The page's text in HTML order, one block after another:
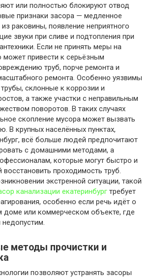
или полностью блокируют отвод
признаки засора — медленное
раковины, появление неприятного
звуки при сливе и подтопления при
Если не принять меры на
может привести к серьёзным
труб, порче ремонта и
ремонта. Особенно уязвимы
склонные к коррозии и
а также участки с неправильным
поворотов. В таких случаях
скопление мусора может вызвать
В крупных населённых пунктах,
всё больше людей предпочитают
с домашними методами, а
которые могут быстро и
проходимость труб.
экстренной ситуации, такой
канализации екатеринбург требует
особенно если речь идёт о
доме или коммерческом объекте, где
методы прочистки и
позволяют устранять засоры